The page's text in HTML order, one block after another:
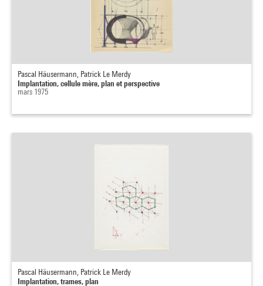
Pascal Häusermann, Patrick Le Merdy
Implantation, cellule mère, plan et perspective
mars 1975
Pascal Häusermann, Patrick Le Merdy
Implantation, trames, plan